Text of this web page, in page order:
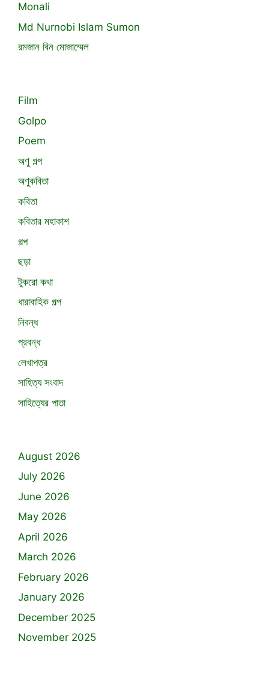
Monali
Md Nurnobi Islam Sumon
রমজান বিন মোজাম্মেল
Film
Golpo
Poem
অণু গল্প
অণুকবিতা
কবিতা
কবিতার মহাকাশ
গল্প
ছড়া
টুকরো কথা
ধারাবাহিক গল্প
নিবন্ধ
প্রবন্ধ
লেখাপত্র
সাহিত্য সংবাদ
সাহিত্যের পাতা
August 2026
July 2026
June 2026
May 2026
April 2026
March 2026
February 2026
January 2026
December 2025
November 2025